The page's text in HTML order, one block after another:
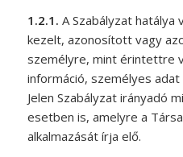
1.2.1. A Szabályzat hatálya
kezelt, azonosított vagy
személyre, mint érintettre
információ, személyes
Jelen Szabályzat irányadó
esetben is, amelyre a
alkalmazását írja elő.